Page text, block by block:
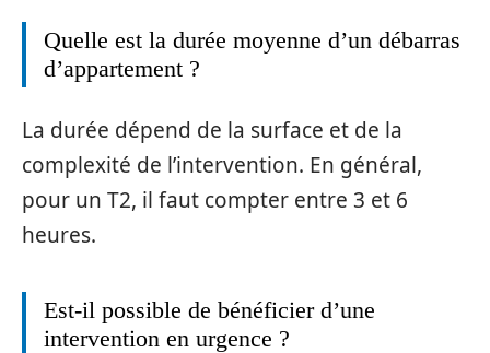
Quelle est la durée moyenne d’un débarras
d’appartement ?
La durée dépend de la surface et de la
complexité de l’intervention. En général,
pour un T2, il faut compter entre 3 et 6
heures.
Est-il possible de bénéficier d’une
intervention en urgence ?